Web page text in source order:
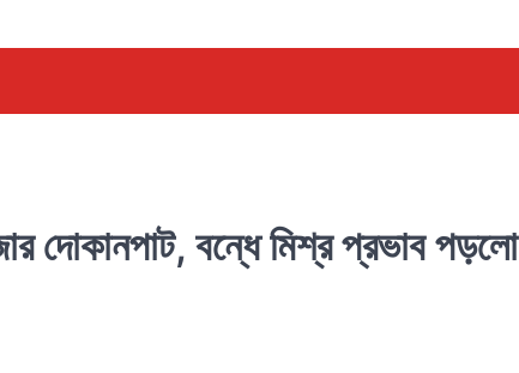
দোকানপাট, বন্ধে মিশ্র প্রভাব পড়লো